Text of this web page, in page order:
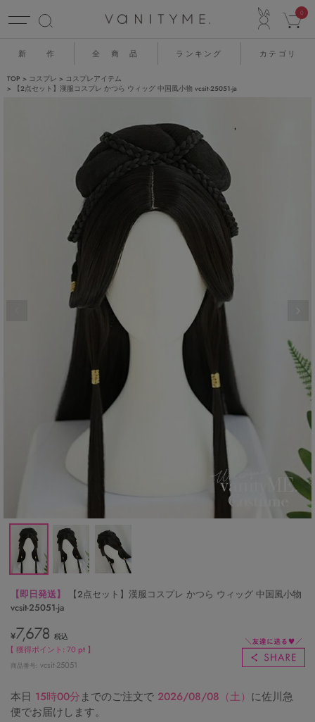
0
新 作 全 商 品 ランキング カテゴリ
TOP コスプレ
コスプレアイテム
【2点セット】漢服コスプレ かつら ウィッグ 中国風小物 vcsit-25051-ja
【即日発送】
【2点セット】漢服コスプレ かつら ウィッグ 中国風小物
vcsit-25051-ja
¥7,678 税込
【 獲得ポイント:70 pt 】
商品番号 vcsit-25051
本日 15時00分までのご注文で 2026/08/08（土） に佐川急
便でお届けします。